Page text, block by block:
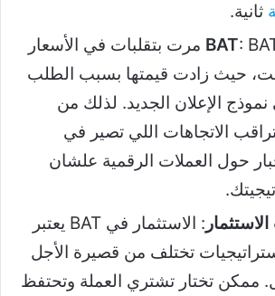
ثانية.
: BAT مرت بتقلبات في الأسعار
حيث زادت قيمتها بسبب الطلب
نموذج الإعلان الجديد. لذلك من
الاتجاهات اللي تصير في
حول العملات الرقمية علشان
: الاستثمار في BAT يعتبر
تختلف من قصيرة الأجل
ممكن تختار تشتري العملة وتحتفظ